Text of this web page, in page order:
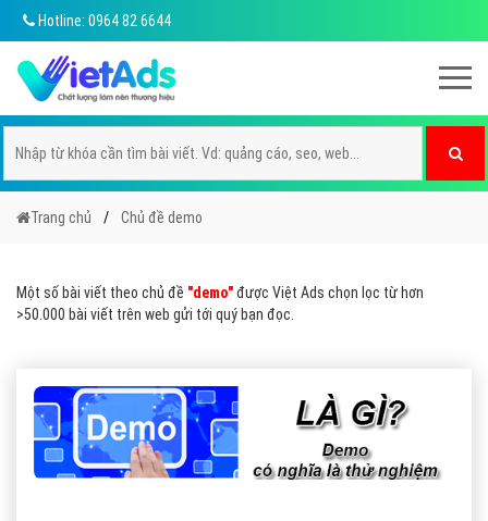
Hotline: 0964 82 6644
Trang chủ Chủ đề demo
Một số bài viết theo chủ đề "demo"được Việt Ads chọn lọc từ hơn
>50.000 bài viết trên web gửi tới quý bạn đọc.